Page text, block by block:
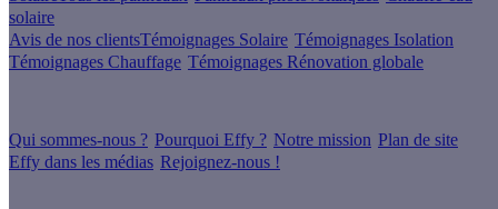
solaire
Avis de nos clientsTémoignages Solaire Témoignages Isolation
Témoignages Chauffage Témoignages Rénovation globale
Qui sommes-nous ? Pourquoi Effy ? Notre mission Plan de site
Effy dans les médias Rejoignez-nous !